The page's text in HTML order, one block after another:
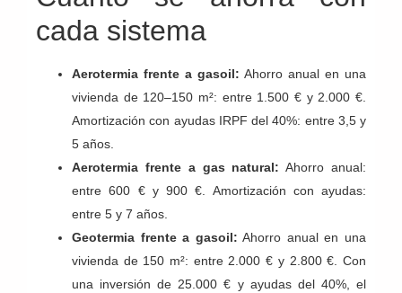
cada sistema
Aerotermia frente a gasoil: Ahorro anual en una
vivienda de 120–150 m²: entre 1.500 € y 2.000 €.
Amortización con ayudas IRPF del 40%: entre 3,5 y
5 años.
Aerotermia frente a gas natural: Ahorro anual:
entre 600 € y 900 €. Amortización con ayudas:
entre 5 y 7 años.
Geotermia frente a gasoil: Ahorro anual en una
vivienda de 150 m²: entre 2.000 € y 2.800 €. Con
una inversión de 25.000 € y ayudas del 40%, el